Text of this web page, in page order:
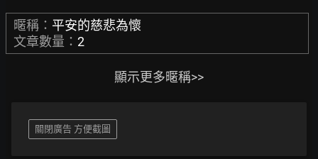
暱稱： 平安的慈悲為懷
文章數量： 2
顯示更多暱稱>>
關閉廣告 方便截圖